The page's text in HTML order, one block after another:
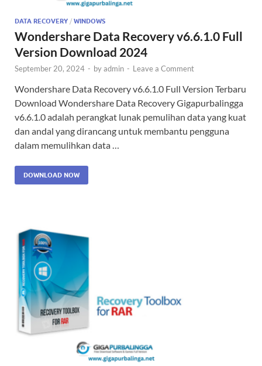
DATA RECOVERY / WINDOWS
Wondershare Data Recovery v6.6.1.0 Full
Version Download 2024
September 20, 2024 - byadmin - Leave a Comment
Wondershare Data Recovery v6.6.1.0 Full Version Terbaru
Download Wondershare Data Recovery Gigapurbalingga
v6.6.1.0 adalah perangkat lunak pemulihan data yang kuat
dan andal yang dirancang untuk membantu pengguna
dalam memulihkan data …
DOWNLOAD NOW